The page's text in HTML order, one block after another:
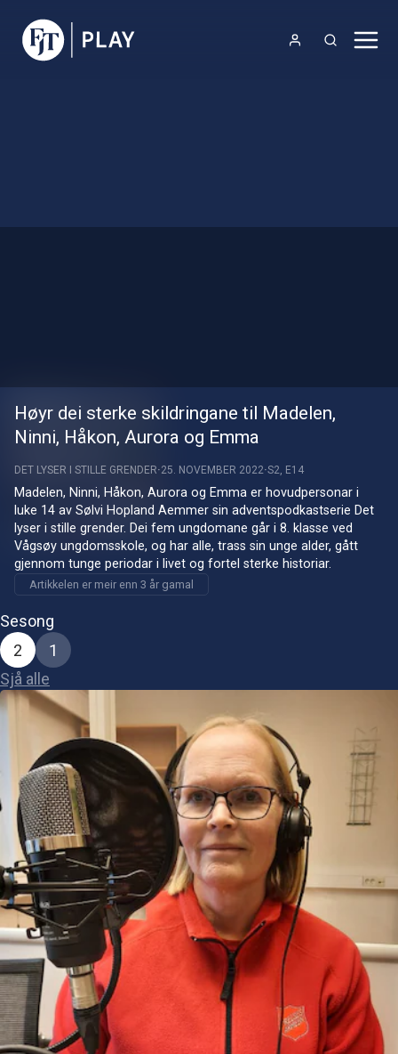
Høyr dei sterke skildringane til Madelen,
Ninni, Håkon, Aurora og Emma
DET LYSER I STILLE GRENDER 25. NOVEMBER 2022 S2, E14
Madelen, Ninni, Håkon, Aurora og Emma er hovudpersonar i
luke 14 av Sølvi Hopland Aemmer sin adventspodkastserie Det
lyser i stille grender. Dei fem ungdomane går i 8. klasse ved
Vågsøy ungdomsskole, og har alle, trass sin unge alder, gått
gjennom tunge periodar i livet og fortel sterke historiar.
Artikkelen er meir enn 3 år gamal
Sesong
2
1
Sjå alle